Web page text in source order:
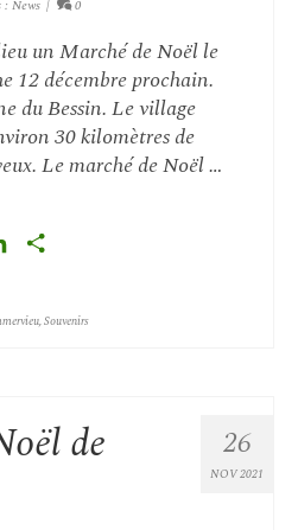
: News | 0
un Marché de Noël le
12 décembre prochain.
du Bessin. Le village
30 kilomètres de
Le marché de Noël …
LinkedIn
,Souvenirs
26
NOV 2021
de